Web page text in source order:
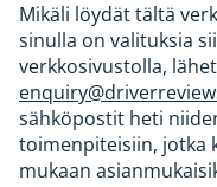
Mikäli löydät tältä
sinulla on valituksia
verkkosivustolla,
sähköpostit heti
toimenpiteisiin, jotka
mukaan